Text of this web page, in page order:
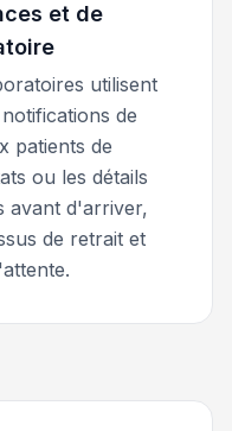
et de
utilisent
de
patients de
ou les détails
avant d'arriver,
de retrait et